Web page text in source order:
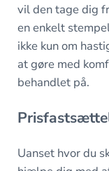
vil den tage dig
en enkelt
ikke kun om
at gøre med
behandlet på.
Uanset hvor du